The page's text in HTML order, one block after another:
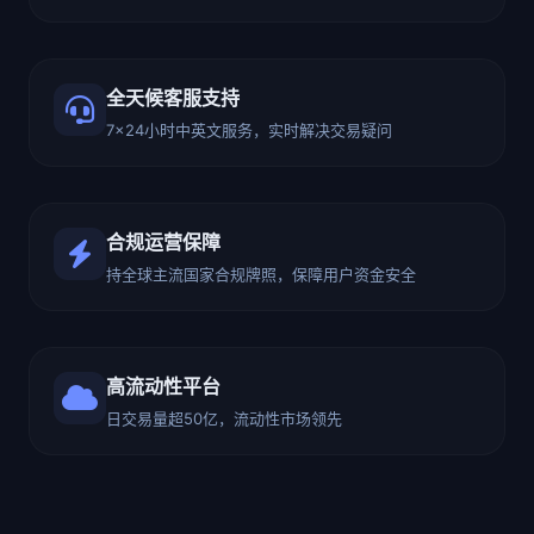
全天候客服支持
7×24小时中英文服务，实时解决交易疑问
合规运营保障
持全球主流国家合规牌照，保障用户资金安全
高流动性平台
日交易量超50亿，流动性市场领先